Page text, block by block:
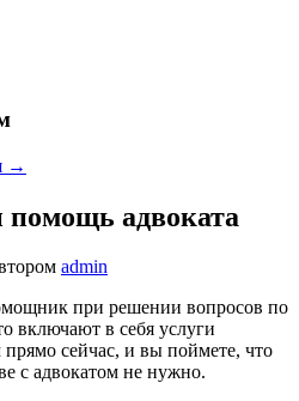
→
помощь адвоката
admin
при решении вопросов по
включают в себя услуги
сейчас, и вы поймете, что
с адвокатом не нужно.